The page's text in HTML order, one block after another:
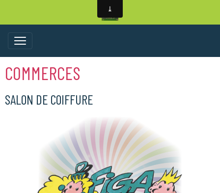
COMMERCES
SALON DE COIFFURE